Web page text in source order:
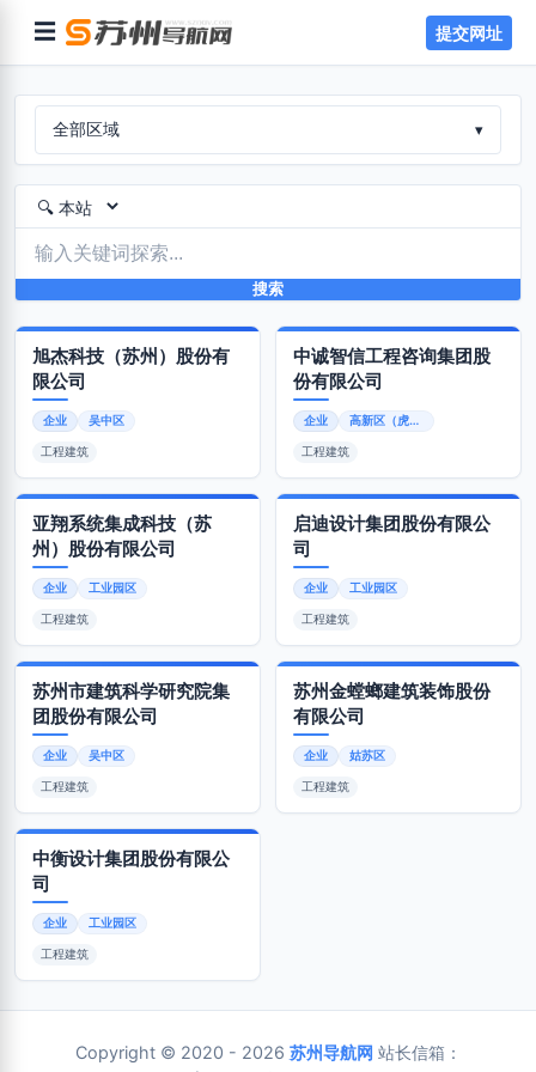
☰ 提交网址
全部区域 ▾
搜索
旭杰科技（苏州）股份有
限公司
企业 吴中区
工程建筑
中诚智信工程咨询集团股
份有限公司
企业 高新区（虎丘区）
工程建筑
亚翔系统集成科技（苏
州）股份有限公司
企业 工业园区
工程建筑
启迪设计集团股份有限公
司
企业 工业园区
工程建筑
苏州市建筑科学研究院集
团股份有限公司
企业 吴中区
工程建筑
苏州金螳螂建筑装饰股份
有限公司
企业 姑苏区
工程建筑
中衡设计集团股份有限公
司
企业 工业园区
工程建筑
Copyright © 2020 - 2026 苏州导航网 站长信箱：